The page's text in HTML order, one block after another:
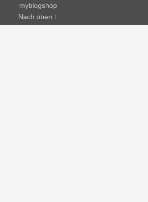
myblogshop
Nach oben ↑